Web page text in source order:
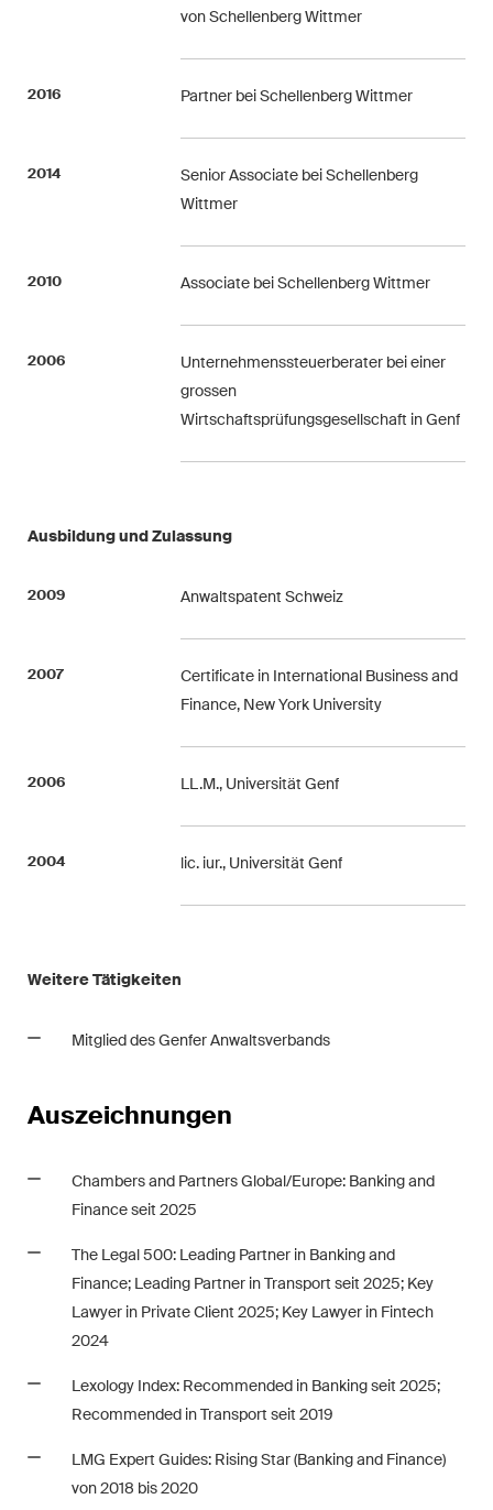
von Schellenberg Wittmer
2016 Partner bei Schellenberg Wittmer
2014
Senior Associate bei Schellenberg
Wittmer
2010 Associate bei Schellenberg Wittmer
2006
Unternehmenssteuerberater bei einer
grossen
Wirtschaftsprüfungsgesellschaft in Genf
Ausbildung und Zulassung
2009 Anwaltspatent Schweiz
2007
Certificate in International Business and
Finance, New York University
2006 LL.M., Universität Genf
2004 lic. iur., Universität Genf
Weitere Tätigkeiten
Mitglied des Genfer Anwaltsverbands
Auszeichnungen
Chambersand PartnersGlobal/Europe: Banking and
Finance seit 2025
The Legal 500: Leading Partner in Banking and
Finance; Leading Partner in Transport seit 2025; Key
Lawyer in Private Client 2025; Key Lawyer in Fintech
2024
Lexology Index: Recommended in Banking seit 2025;
Recommended in Transport seit 2019
LMG Expert Guides: Rising Star (Banking and Finance)
von 2018 bis 2020
Ein regelmässiger Blick aus
einer einzigartigen M&A-
Perspektive auf rechtliche
Entwicklungen und
gesellschaftliche Trends in der
Ich habe die Datenschutzerklärunggelesen
Diese Website ist durch reCAPTCHA geschützt und es gelten die Google-
undNutzungsbedingungen.